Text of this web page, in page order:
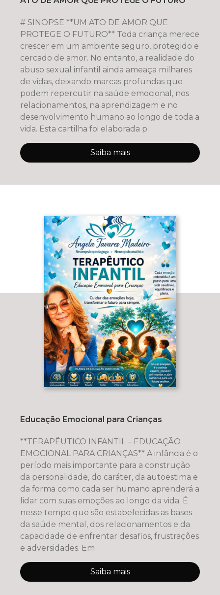
# SINOPSE **UM ATO DE AMOR QUE
PROTEGE O FUTURO** Toda criança merece
crescer em um ambiente seguro, protegido e
cercado de amor. No entanto, a realidade do
abuso sexual infantil ainda ameaça milhares
de vidas, deixando marcas profundas que
podem repercutir na saúde emocional, nos
relacionamentos, na aprendizagem e no
desenvolvimento humano ao longo de toda a
vida. Esta cartilha foi elaborada p
Saiba mais
Educação Emocional para Crianças
**TERAPÊUTICO INFANTIL – EDUCAÇÃO
EMOCIONAL PARA CRIANÇAS** A infância é o
período mais importante para a construção
da personalidade, do caráter, da autoestima e
da forma como cada ser humano aprenderá a
lidar com suas emoções ao longo da vida. É
nesse tempo que são estabelecidas as bases
da saúde mental, dos relacionamentos e da
capacidade de enfrentar desafios, frustrações
e adversidades. Em
Saiba mais